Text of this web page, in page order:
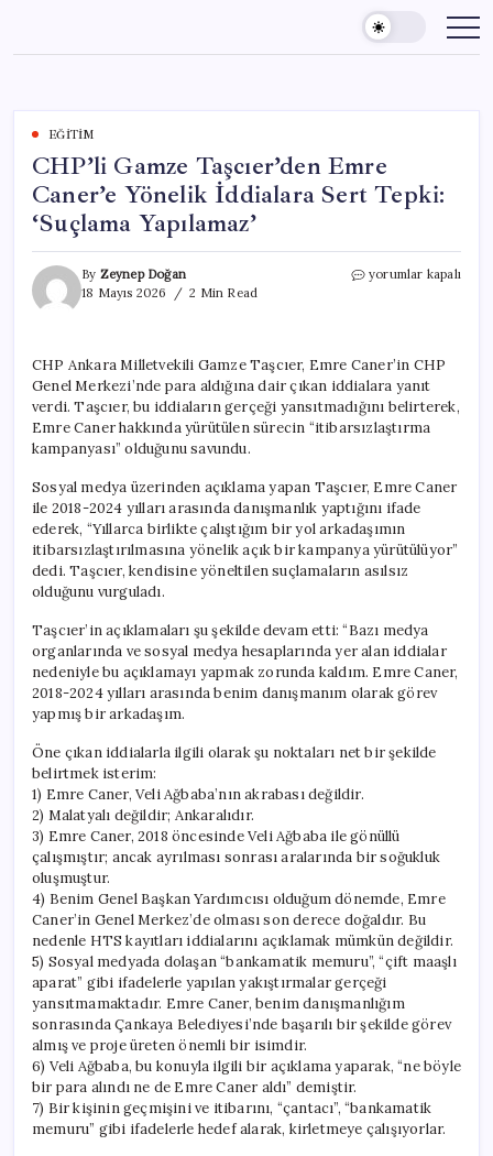
content
EĞITIM
CHP’li Gamze Taşcıer’den Emre
Caner’e Yönelik İddialara Sert Tepki:
‘Suçlama Yapılamaz’
By Zeynep Doğan
18 Mayıs 2026
2 Min Read
CHP’li
Yönelik
İddialara
Sert
Tepki:
‘Suçlama
için
yorumlar kapalı
CHP Ankara Milletvekili Gamze Taşcıer, Emre Caner’in CHP
Genel Merkezi’nde para aldığına dair çıkan iddialara yanıt
verdi. Taşcıer, bu iddiaların gerçeği yansıtmadığını belirterek,
Emre Caner hakkında yürütülen sürecin “itibarsızlaştırma
kampanyası” olduğunu savundu.
Sosyal medya üzerinden açıklama yapan Taşcıer, Emre Caner
ile 2018-2024 yılları arasında danışmanlık yaptığını ifade
ederek, “Yıllarca birlikte çalıştığım bir yol arkadaşımın
itibarsızlaştırılmasına yönelik açık bir kampanya yürütülüyor”
dedi. Taşcıer, kendisine yöneltilen suçlamaların asılsız
olduğunu vurguladı.
Taşcıer’in açıklamaları şu şekilde devam etti: “Bazı medya
organlarında ve sosyal medya hesaplarında yer alan iddialar
nedeniyle bu açıklamayı yapmak zorunda kaldım. Emre Caner,
2018-2024 yılları arasında benim danışmanım olarak görev
yapmış bir arkadaşım.
Öne çıkan iddialarla ilgili olarak şu noktaları net bir şekilde
belirtmek isterim:
1) Emre Caner, Veli Ağbaba’nın akrabası değildir.
2) Malatyalı değildir; Ankaralıdır.
3) Emre Caner, 2018 öncesinde Veli Ağbaba ile gönüllü
çalışmıştır; ancak ayrılması sonrası aralarında bir soğukluk
oluşmuştur.
4) Benim Genel Başkan Yardımcısı olduğum dönemde, Emre
Caner’in Genel Merkez’de olması son derece doğaldır. Bu
nedenle HTS kayıtları iddialarını açıklamak mümkün değildir.
5) Sosyal medyada dolaşan “bankamatik memuru”, “çift maaşlı
aparat” gibi ifadelerle yapılan yakıştırmalar gerçeği
yansıtmamaktadır. Emre Caner, benim danışmanlığım
sonrasında Çankaya Belediyesi’nde başarılı bir şekilde görev
almış ve proje üreten önemli bir isimdir.
6) Veli Ağbaba, bu konuyla ilgili bir açıklama yaparak, “ne böyle
bir para alındı ne de Emre Caner aldı” demiştir.
7) Bir kişinin geçmişini ve itibarını, “çantacı”, “bankamatik
memuru” gibi ifadelerle hedef alarak, kirletmeye çalışıyorlar.